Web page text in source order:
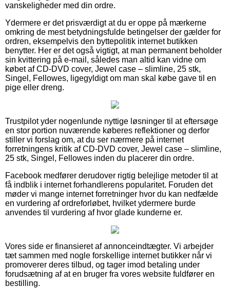
vanskeligheder med din ordre.
Ydermere er det prisværdigt at du er oppe på mærkerne
omkring de mest betydningsfulde betingelser der gælder for
ordren, eksempelvis den byttepolitik internet butikken
benytter. Her er det også vigtigt, at man permanent beholder
sin kvittering på e-mail, således man altid kan vidne om
købet af CD-DVD cover, Jewel case – slimline, 25 stk,
Singel, Fellowes, ligegyldigt om man skal købe gave til en
pige eller dreng.
Trustpilot yder nogenlunde nyttige løsninger til at eftersøge
en stor portion nuværende køberes reflektioner og derfor
stiller vi forslag om, at du ser nærmere på internet
forretningens kritik af CD-DVD cover, Jewel case – slimline,
25 stk, Singel, Fellowes inden du placerer din ordre.
Facebook medfører derudover rigtig belejlige metoder til at
få indblik i internet forhandlerens popularitet. Foruden det
møder vi mange internet forretninger hvor du kan nedfælde
en vurdering af ordreforløbet, hvilket ydermere burde
anvendes til vurdering af hvor glade kunderne er.
Vores side er finansieret af annonceindtægter. Vi arbejder
tæt sammen med nogle forskellige internet butikker når vi
promoverer deres tilbud, og tager imod betaling under
forudsætning af at en bruger fra vores website fuldfører en
bestilling.